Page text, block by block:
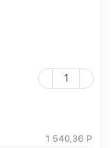
1 540,36 Р